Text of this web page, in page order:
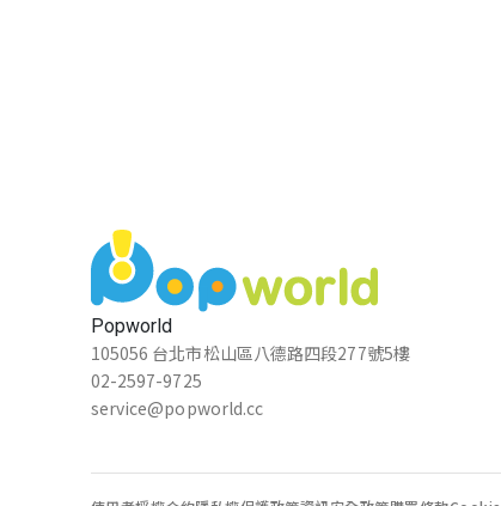
Popworld
105056 台北市松山區八德路四段277號5樓
02-2597-9725
service@popworld.cc